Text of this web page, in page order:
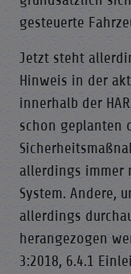
gesteuerte
Jetzt steht
Hinweis in der
innerhalb der
schon geplanten
allerdings immer
System. Andere,
allerdings
herangezogen
3:2018, 6.4.1